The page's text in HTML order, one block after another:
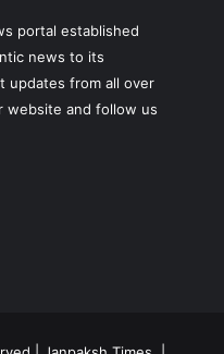
portal established
news to its
updates from all over
website and follow us